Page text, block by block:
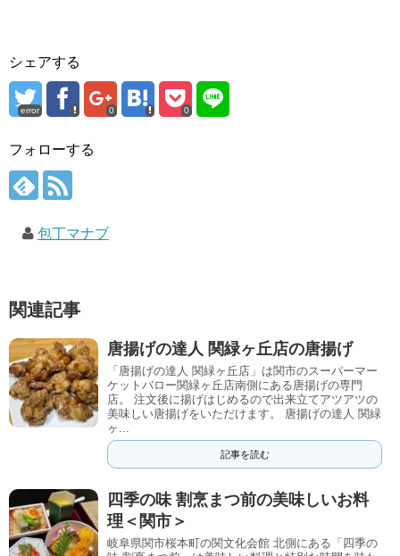
シェアする
error 0 0
フォローする
包丁マナブ
関連記事
唐揚げの達人 関緑ヶ丘店の唐揚げ
「唐揚げの達人 関緑ヶ丘店」は関市のスーパーマー
ケットバロー関緑ヶ丘店南側にある唐揚げの専門
店。 注文後に揚げはじめるので出来立てアツアツの
美味しい唐揚げをいただけます。 唐揚げの達人 関緑
ヶ...
記事を読む
四季の味 割烹まつ前の美味しいお料
理＜関市＞
岐阜県関市桜本町の関文化会館 北側にある「四季の